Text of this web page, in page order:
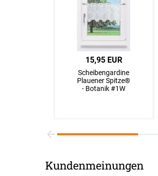
15,95 EUR
Scheibengardine
Plauener Spitze®
- Botanik #1W
Kundenmeinungen